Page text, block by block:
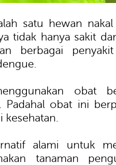
satu hewan
tidak hanya sakit
berbagai
obat
Padahal obat ini
kesehatan.
alami untuk
tanaman